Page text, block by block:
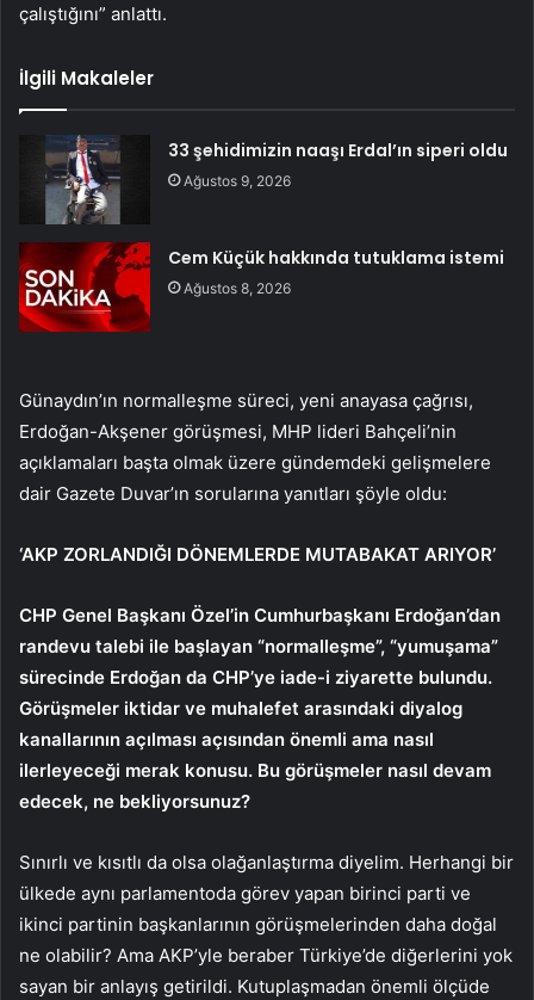
çalıştığını” anlattı.
İlgili Makaleler
33 şehidimizin naaşı Erdal’ın siperi oldu
Ağustos 9, 2026
Cem Küçük hakkında tutuklama istemi
Ağustos 8, 2026
Günaydın’ın normalleşme süreci, yeni anayasa çağrısı,
Erdoğan-Akşener görüşmesi, MHP lideri Bahçeli’nin
açıklamaları başta olmak üzere gündemdeki gelişmelere
dair Gazete Duvar’ın sorularına yanıtları şöyle oldu:
‘AKP ZORLANDIĞI DÖNEMLERDE MUTABAKAT ARIYOR’
CHP Genel Başkanı Özel’in Cumhurbaşkanı Erdoğan’dan
randevu talebi ile başlayan “normalleşme”, “yumuşama”
sürecinde Erdoğan da CHP’ye iade-i ziyarette bulundu.
Görüşmeler iktidar ve muhalefet arasındaki diyalog
kanallarının açılması açısından önemli ama nasıl
ilerleyeceği merak konusu. Bu görüşmeler nasıl devam
edecek, ne bekliyorsunuz?
Sınırlı ve kısıtlı da olsa olağanlaştırma diyelim. Herhangi bir
ülkede aynı parlamentoda görev yapan birinci parti ve
ikinci partinin başkanlarının görüşmelerinden daha doğal
ne olabilir? Ama AKP’yle beraber Türkiye’de diğerlerini yok
sayan bir anlayış getirildi. Kutuplaşmadan önemli ölçüde